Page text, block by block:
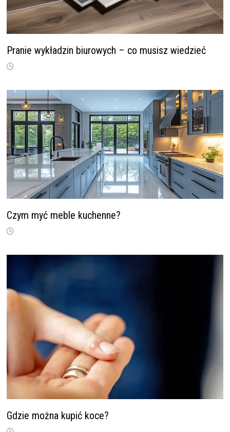
Pranie wykładzin biurowych – co musisz wiedzieć
Czym myć meble kuchenne?
Gdzie można kupić koce?